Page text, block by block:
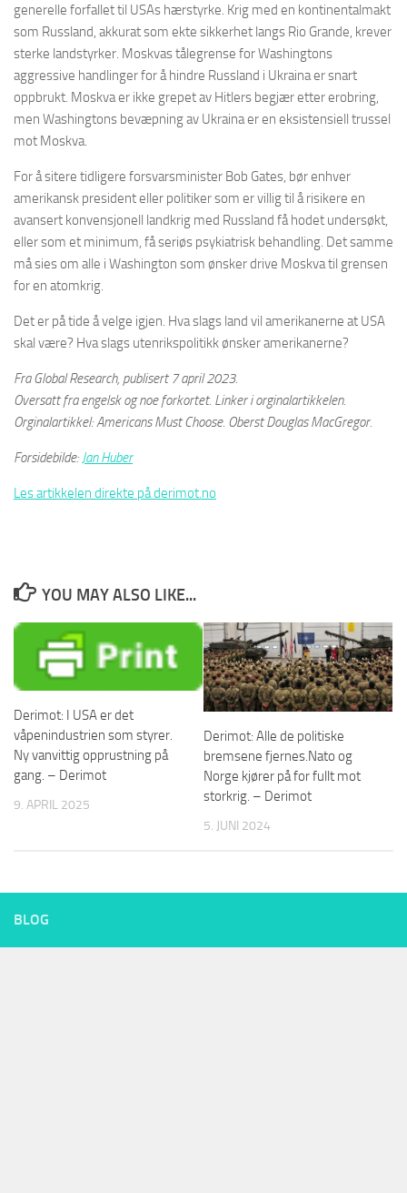
generelle forfallet til USAs hærstyrke. Krig med en kontinentalmakt
som Russland, akkurat som ekte sikkerhet langs Rio Grande, krever
sterke landstyrker. Moskvas tålegrense for Washingtons
aggressive handlinger for å hindre Russland i Ukraina er snart
oppbrukt. Moskva er ikke grepet av Hitlers begjær etter erobring,
men Washingtons bevæpning av Ukraina er en eksistensiell trussel
mot Moskva.
For å sitere tidligere forsvarsminister Bob Gates, bør enhver
amerikansk president eller politiker som er villig til å risikere en
avansert konvensjonell landkrig med Russland få hodet undersøkt,
eller som et minimum, få seriøs psykiatrisk behandling. Det samme
må sies om alle i Washington som ønsker drive Moskva til grensen
for en atomkrig.
Det er på tide å velge igjen. Hva slags land vil amerikanerne at USA
skal være? Hva slags utenrikspolitikk ønsker amerikanerne?
Fra Global Research, publisert 7 april 2023.
Oversatt fra engelsk og noe forkortet. Linker i orginalartikkelen.
Orginalartikkel: Americans Must Choose. Oberst Douglas MacGregor.
Forsidebilde: Jan Huber
Les artikkelen direkte på derimot.no
YOU MAY ALSO LIKE...
Derimot: I USA er det
våpenindustrien som styrer.
Ny vanvittig opprustning på
gang. – Derimot
9. APRIL 2025
Derimot: Alle de politiske
bremsene fjernes.Nato og
Norge kjører på for fullt mot
storkrig. – Derimot
5. JUNI 2024
BLOG